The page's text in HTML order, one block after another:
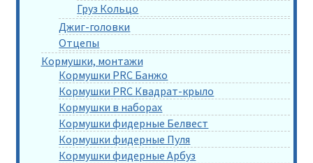
Груз Кольцо
Джиг-головки
Отцепы
Кормушки, монтажи
Кормушки PRC Банжо
Кормушки PRC Квадрат-крыло
Кормушки в наборах
Кормушки фидерные Белвест
Кормушки фидерные Пуля
Кормушки фидерные Арбуз